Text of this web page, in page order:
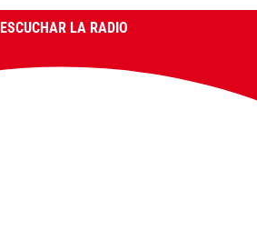
ESCUCHAR LA RADIO